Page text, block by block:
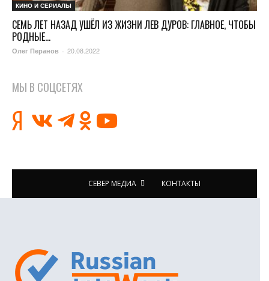
КИНО И СЕРИАЛЫ
СЕМЬ ЛЕТ НАЗАД УШЁЛ ИЗ ЖИЗНИ ЛЕВ ДУРОВ: ГЛАВНОЕ, ЧТОБЫ
РОДНЫЕ...
Олег Перанов - 20.08.2022
МЫ В СОЦСЕТЯХ
СЕВЕР МЕДИА КОНТАКТЫ